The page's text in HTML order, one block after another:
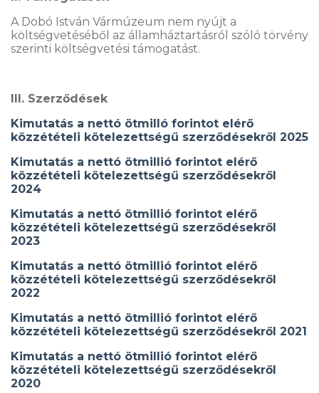
A Dobó István Vármúzeum nem nyújt a
költségvetéséből az államháztartásról szóló törvény
szerinti költségvetési támogatást.
III. Szerződések
Kimutatás a nettó ötmilló forintot elérő
közzétételi kötelezettségű szerződésekről 2025
Kimutatás a nettó ötmillió forintot elérő
közzétételi kötelezettségű szerződésekről
2024
Kimutatás a nettó ötmillió forintot elérő
közzétételi kötelezettségű szerződésekről
2023
Kimutatás a nettó ötmillió forintot elérő
közzétételi kötelezettségű szerződésekről
2022
Kimutatás a nettó ötmillió forintot elérő
közzétételi kötelezettségű szerződésekről 2021
Kimutatás a nettó ötmillió forintot elérő
közzétételi kötelezettségű szerződésekről
2020